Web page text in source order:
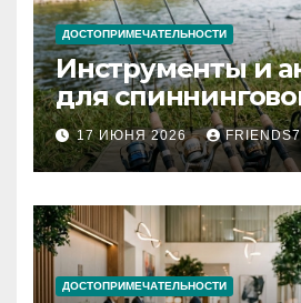
ДОСТОПРИМЕЧАТЕЛЬНОСТИ
Инструменты и
для
рыбалки:
типы
17 ИЮНЯ 2026
ДОСТОПРИМЕЧАТЕЛЬНОСТИ